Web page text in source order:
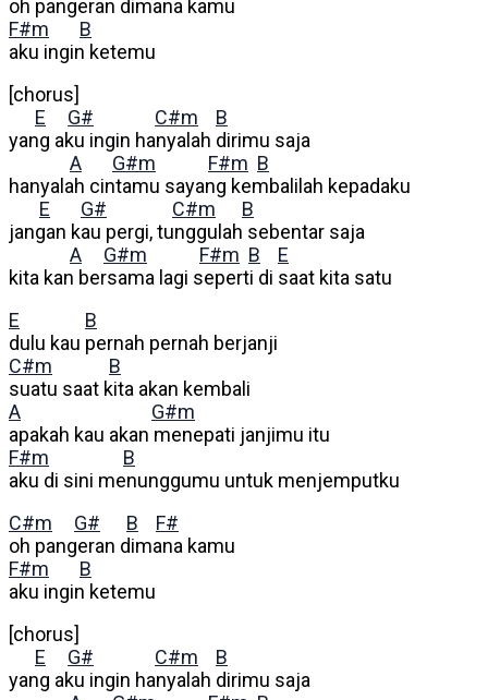
oh pangeran dimana kamu
F#m
B
aku ingin ketemu
[chorus]
E
G# C#m
B
yang aku ingin hanyalah dirimu saja
A
G#m F#m B
hanyalah cintamu sayang kembalilah kepadaku
E
G# C#m
B
jangan kau pergi, tunggulah sebentar saja
A
G#m F#m B
E
kita kan bersama lagi seperti di saat kita satu
E
B
dulu kau pernah pernah berjanji
C#m
B
suatu saat kita akan kembali
A
G#m
apakah kau akan menepati janjimu itu
F#m
B
aku di sini menunggumu untuk menjemputku
C#m
G# B
F#
oh pangeran dimana kamu
F#m
B
aku ingin ketemu
[chorus]
E
G# C#m
B
yang aku ingin hanyalah dirimu saja